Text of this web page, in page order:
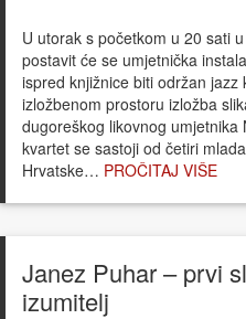
U utorak s početkom u 20 sati
postavit će se umjetnička
ispred knjižnice biti održan
izložbenom prostoru izložba
dugoreškog likovnog umjetnika
kvartet se sastoji od četiri
Hrvatske… PROČITAJ VIŠE
Janez Puhar – prvi
izumitelj